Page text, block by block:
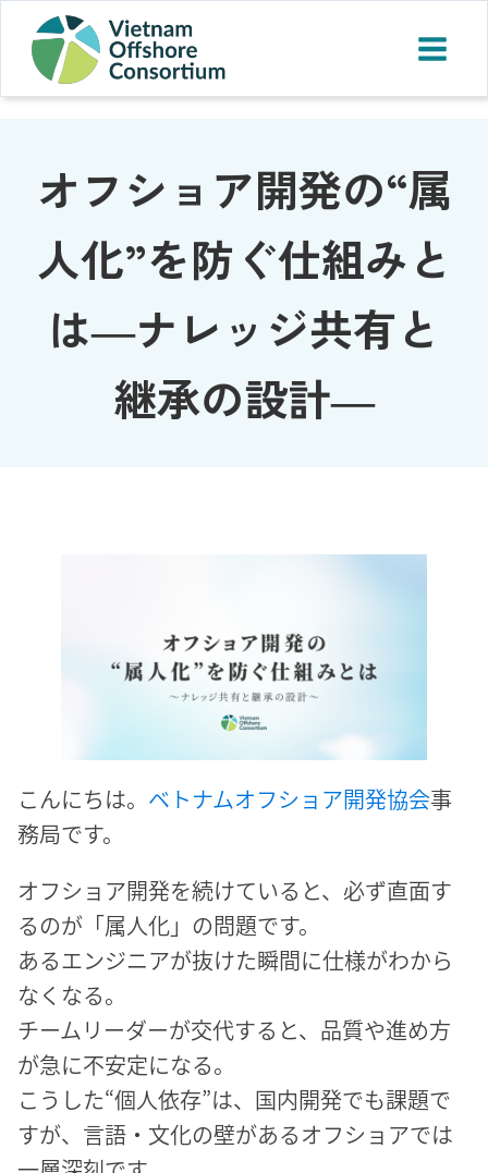
オフショア開発の“属
人化”を防ぐ仕組みと
は―ナレッジ共有と
継承の設計―
こんにちは。 ベトナムオフショア開発協会事
務局です。
オフショア開発を続けていると、必ず直面す
るのが「属人化」の問題です。
あるエンジニアが抜けた瞬間に仕様がわから
なくなる。
チームリーダーが交代すると、品質や進め方
が急に不安定になる。
こうした“個人依存”は、国内開発でも課題で
すが、言語・文化の壁があるオフショアでは